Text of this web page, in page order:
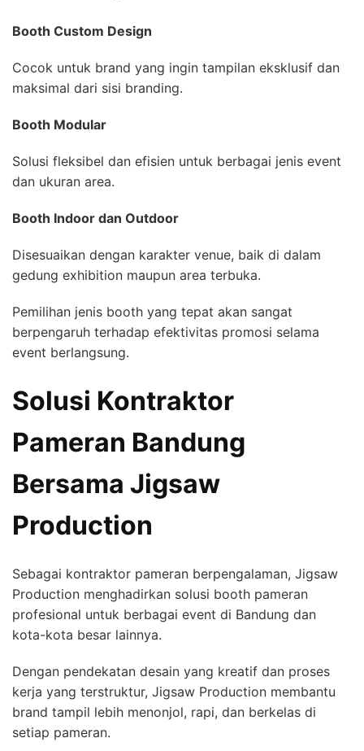
Booth Custom Design
Cocok untuk brand yang ingin tampilan eksklusif dan
maksimal dari sisi branding.
Booth Modular
Solusi fleksibel dan efisien untuk berbagai jenis event
dan ukuran area.
Booth Indoor dan Outdoor
Disesuaikan dengan karakter venue, baik di dalam
gedung exhibition maupun area terbuka.
Pemilihan jenis booth yang tepat akan sangat
berpengaruh terhadap efektivitas promosi selama
event berlangsung.
Solusi Kontraktor
Pameran Bandung
Bersama Jigsaw
Production
Sebagai kontraktor pameran berpengalaman, Jigsaw
Production menghadirkan solusi booth pameran
profesional untuk berbagai event di Bandung dan
kota-kota besar lainnya.
Dengan pendekatan desain yang kreatif dan proses
kerja yang terstruktur, Jigsaw Production membantu
brand tampil lebih menonjol, rapi, dan berkelas di
setiap pameran.